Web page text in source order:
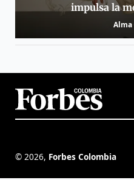
impulsa la
Alma
© 2026, Forbes Colombia